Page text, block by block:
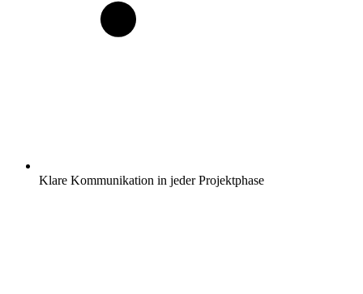
Klare Kommunikation in jeder Projektphase